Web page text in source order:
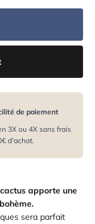
de paiement
3X ou 4X sans frais
d'achat.
apporte une
sera parfait